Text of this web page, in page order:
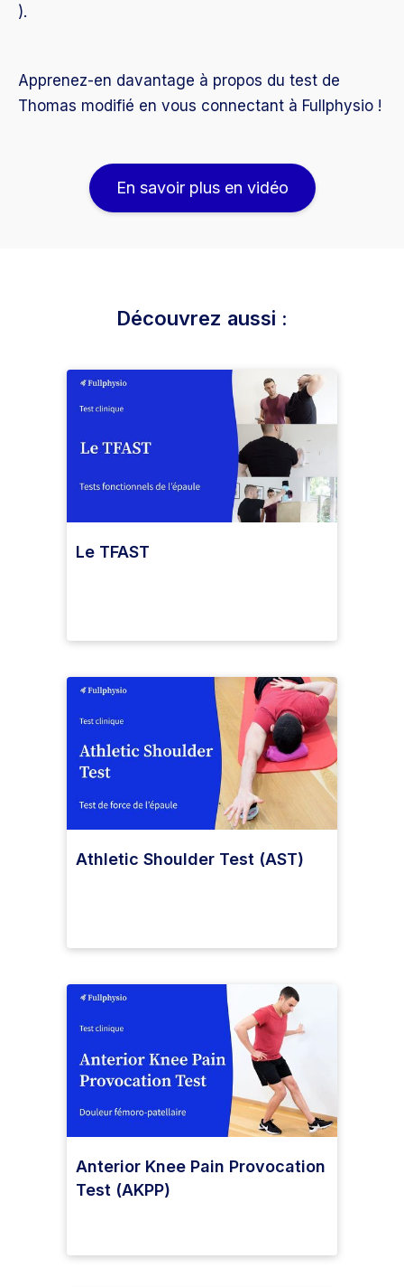
).
Apprenez-en davantage à propos du test de
Thomas modifié en vous connectant à Fullphysio !
En savoir plus en vidéo
Découvrez aussi :
Le TFAST
Athletic Shoulder Test (AST)
Anterior Knee Pain Provocation
Test (AKPP)